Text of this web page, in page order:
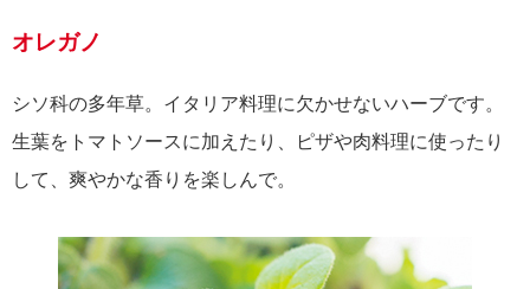
オレガノ
シソ科の多年草。イタリア料理に欠かせないハーブです。
生葉をトマトソースに加えたり、ピザや肉料理に使ったり
して、爽やかな香りを楽しんで。